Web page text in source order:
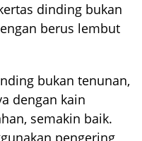
dinding bukan
berus lembut
bukan tenunan,
dengan kain
semakin baik.
pengering